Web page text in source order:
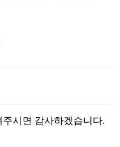
시면 감사하겠습니다.